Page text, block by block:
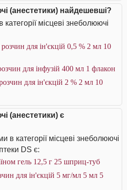
(анестетики) найдешевші?
місцеві знеболюючі
для ін'єкцій 0,5 % 2 мл 10
для інфузій 400 мл 1 флакон
для ін'єкцій 2 % 2 мл 10
(анестетики) є
категорії місцеві знеболюючі
DS є:
гель 12,5 г 25 шприц-туб
для ін'єкцій 5 мг/мл 5 мл 5